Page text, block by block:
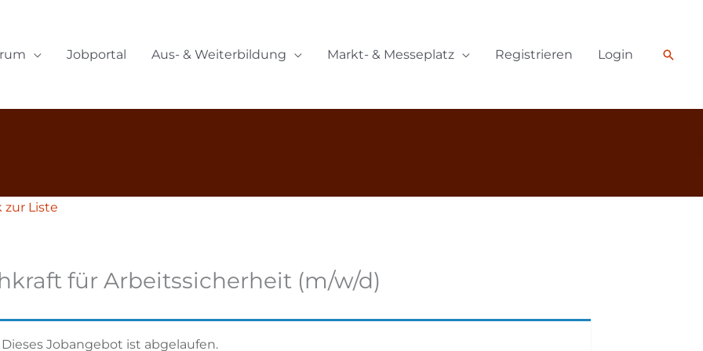
Jobportal Aus- & Weiterbildung Markt- & Messeplatz Registrieren Login
zur Liste
für Arbeitssicherheit (m/w/d)
Dieses Jobangebot ist abgelaufen.